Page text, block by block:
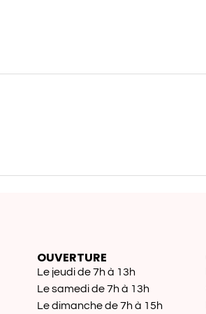
OUVERTURE
Le jeudi de 7h à 13h
Le samedi de 7h à 13h
Le dimanche de 7h à 15h